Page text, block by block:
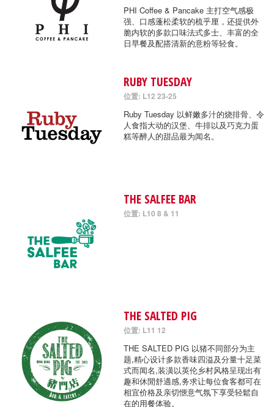
PHI Coffee & Pancake 主打空气感极
强、口感蓬松柔软的梳乎厘，还提供外
脆内软的多款口味法式多士、丰富的全
日早餐及配搭清新的意粉等轻食。
RUBY TUESDAY
位置: L12 23-25
Ruby Tuesday 以鲜嫩多汁的烧排骨、令
人食指大动的汉堡、牛排以及巧克力蛋
糕等醉人的甜品最为闻名。
THE SALFEE BAR
位置: L10 8 & 11
THE SALTED PIG
位置: L11 12
THE SALTED PIG 以猪不同部分为主
题,精心设计多款香味四溢及分量十足菜
式而闻名,装潢以英伦乡村风格呈现出有
趣和休閒舒適感,务求让每位食客都可在
相宜价格及亲切愜意气氛下享受轻鬆自
在的用餐体验。